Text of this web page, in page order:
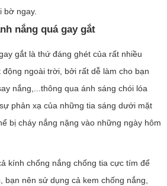
bờ ngay.
nắng quá gay gắt
gắt là thứ đáng ghét của rất nhiều
ngoài trời, bởi rất dễ làm cho bạn
nắng,...thông qua ánh sáng chói lóa
phản xạ của những tia sáng dưới mặt
bị cháy nắng nặng vào những ngày hôm
kính chống nắng chống tia cực tím để
bạn nên sử dụng cả kem chống nắng,